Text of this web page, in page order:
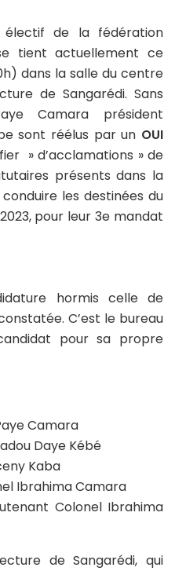
électif de la fédération
tient actuellement ce
dans la salle du centre
de Sangarédi. Sans
Camara président
sont réélus par un OUI
» d’acclamations » de
présents dans la
les destinées du
pour leur 3e mandat
hormis celle de
C’est le bureau
pour sa propre
Camara
Daye Kébé
Kaba
Ibrahima Camara
Colonel Ibrahima
de Sangarédi, qui